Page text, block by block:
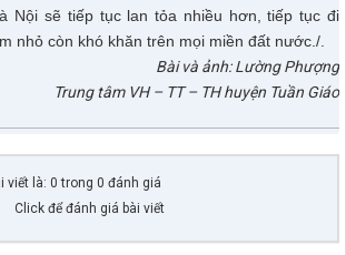
Nội sẽ tiếp tục lan tỏa nhiều hơn, tiếp tục đi
nhỏ còn khó khăn trên mọi miền đất nước./.
Bài và ảnh: Lường Phượng
Trung tâm VH – TT – TH huyện Tuần Giáo
viết là: 0 trong 0 đánh giá
Click để đánh giá bài viết